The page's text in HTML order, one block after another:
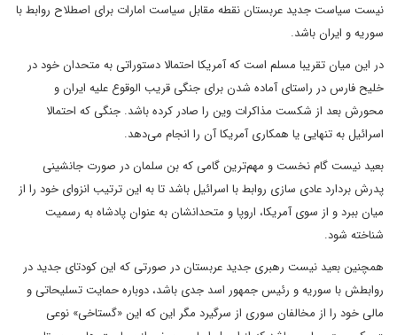
نیست سیاست جدید عربستان نقطه مقابل سیاست امارات برای اصطلاح روابط با
سوریه و ایران باشد.
در این میان تقریبا مسلم است که آمریکا احتمالا دستوراتی به متحدان خود در
خلیح فارس در راستای آماده شدن برای جنگی قریب الوقوع علیه ایران و
محورش بعد از شکست مذاکرات وین را صادر کرده باشد. جنگی که احتمالا
اسرائیل به تنهایی یا همکاری آمریکا آن را انجام می‌دهد.
بعید نیست گام نخست و مهم‌ترین گامی که بن سلمان در صورت جانشینی
پدرش بردارد عادی سازی روابط با اسرائیل باشد تا به این ترتیب انزوای خود را از
میان ببرد و از سوی آمریکا، اروپا و متحدانشان به عنوان پادشاه به رسمیت
شناخته شود.
همچنین بعید نیست رهبری جدید عربستان در صورتی که این کودتای جدید در
روابطش با سوریه و رئیس جمهور اسد جدی باشد، دوباره حمایت تسلیحاتی و
مالی خود را از مخالفان سوری از سرگیرد مگر این که این «گستاخی» نوعی